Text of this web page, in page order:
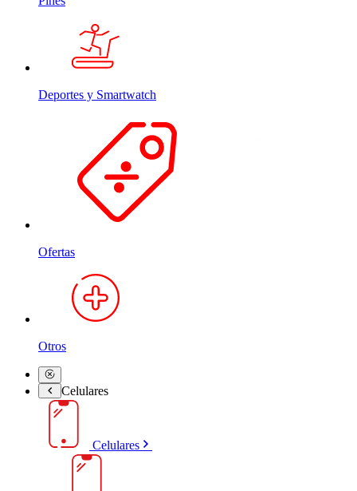
Deportes y Smartwatch
Ofertas
Otros
Celulares
Celulares